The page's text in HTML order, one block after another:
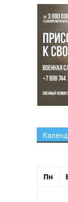
Пн